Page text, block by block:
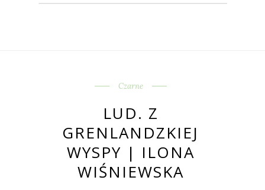
Czarne
LUD. Z
GRENLANDZKIEJ
WYSPY | ILONA
WIŚNIEWSKA